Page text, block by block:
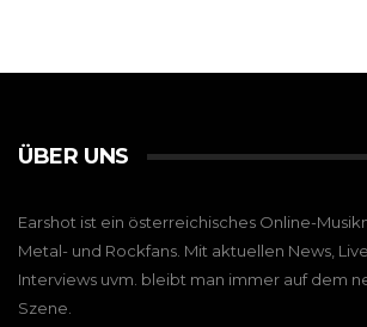
ÜBER UNS
Earshot ist ein österreichisches Online-
Metal- und Rockfans. Mit aktuellen News,
Interviews uvm. bleibt man immer auf dem
Szene.